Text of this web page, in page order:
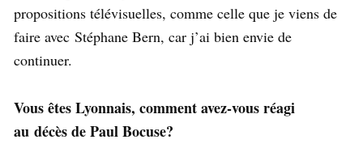
propositions télévisuelles, comme celle que je viens de
faire avec Stéphane Bern, car j’ai bien envie de
continuer.
Vous êtes Lyonnais, comment avez-vous réagi
au décès de Paul Bocuse?